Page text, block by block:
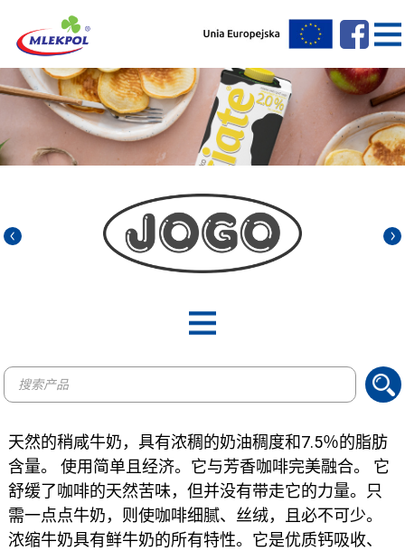
Products
search
天然的稍咸牛奶，具有浓稠的奶油稠度和7.5％的脂肪
含量。 使用简单且经济。它与芳香咖啡完美融合。 它
舒缓了咖啡的天然苦味，但并没有带走它的力量。只
需一点点牛奶，则使咖啡细腻、丝绒，且必不可少。
浓缩牛奶具有鲜牛奶的所有特性。它是优质钙吸收、